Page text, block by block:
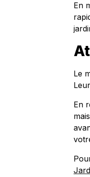
En
Le
En